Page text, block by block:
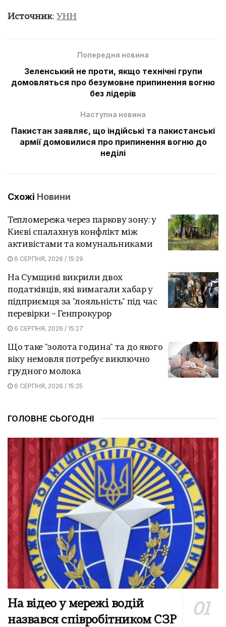
Источник: УНН
Попередня новина
Зеленський не проти, якщо технічні групи
домовляться про безумовне припинення вогню
без лідерів
Наступна новина
Пакистан заявляє, що індійські та пакистанські
армії домовилися про припинення вогню до
неділі
Схожі Новини
Тепломережа через паркову зону: у
Києві спалахнув конфлікт між
активістами та комунальниками
6 СЕРПНЯ, 2026 / 15:29
На Сумщині викрили двох
податківців, які вимагали хабар у
підприємця за "лояльність" під час
перевірки – Генпрокурор
6 СЕРПНЯ, 2026 / 15:27
Що таке "золота година" та до якого
віку немовля потребує виключно
грудного молока
6 СЕРПНЯ, 2026 / 15:25
ГОЛОВНЕ СЬОГОДНІ
На відео у мережі водій
назвався співробітником СЗР